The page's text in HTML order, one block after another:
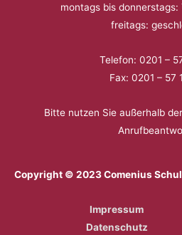
montags bis
freitags:
Telefon: 0201 –
Fax: 0201 – 57
Bitte nutzen Sie außerhalb
Copyright © 2023 Comenius
Impressum
Datenschutz